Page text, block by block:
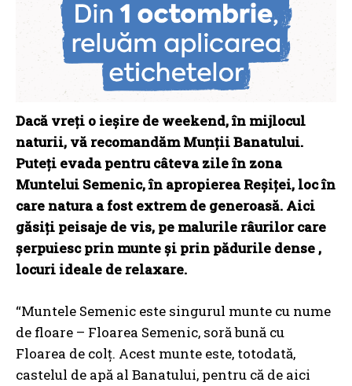
Dacă vreţi o ieşire de weekend, în mijlocul
naturii, vă recomandăm Munţii Banatului.
Puteţi evada pentru câteva zile în zona
Muntelui Semenic, în apropierea Reşiţei, loc în
care natura a fost extrem de generoasă. Aici
găsiţi peisaje de vis, pe malurile râurilor care
şerpuiesc prin munte şi prin pădurile dense ,
locuri ideale de relaxare.
“Muntele Semenic este singurul munte cu nume
de floare – Floarea Semenic, soră bună cu
Floarea de colţ. Acest munte este, totodată,
castelul de apă al Banatului, pentru că de aici